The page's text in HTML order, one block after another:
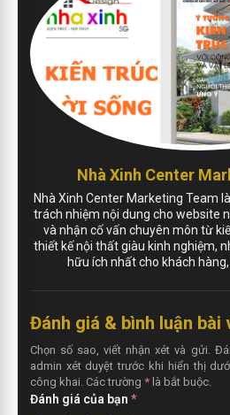
Nhà Xinh Center
Nhà Xinh Center Marketing Team
trách nhiệm nội dung cho website
và nhận cố vấn chuyên môn từ
thiết kế nội thất giàu kinh nghiệm,
hữu ích nhất cho khách
Đánh giá & bình luận bài
Chọn số sao, viết nhận xét và gửi.
admin xét duyệt trước khi hiển thị
công khai. Các trường *là bắt buộc.
Đánh giá của bạn *